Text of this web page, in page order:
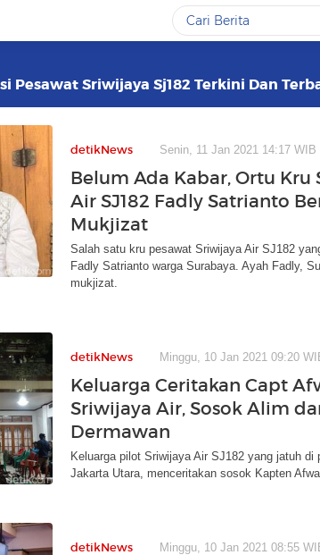
Pesawat Sriwijaya Sj182 Terkini Dan
detikNews Senin, 11 Jan 2021 14:17 WIB
Belum Ada Kabar, Ortu Kru
Air SJ182 Fadly Satrianto
Mukjizat
Salah satu kru pesawat Sriwijaya Air SJ182
Fadly Satrianto warga Surabaya. Ayah Fadly,
mukjizat.
detikNews Minggu, 10 Jan 2021 09:20
Keluarga Ceritakan Capt
Sriwijaya Air, Sosok Alim
Dermawan
Keluarga pilot Sriwijaya Air SJ182 yang jatuh di
Jakarta Utara, menceritakan sosok Kapten
detikNews Minggu, 10 Jan 2021 08:55